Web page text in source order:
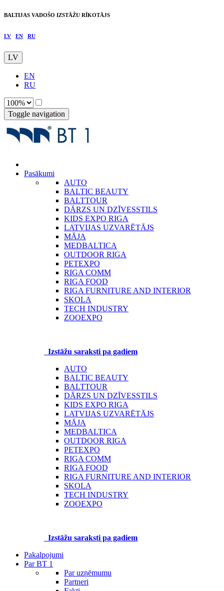
BALTIJAS VADOŠO IZSTĀŽU RĪKOTĀJS
LV EN RU
LV
EN
RU
Toggle navigation
Pasākumi
AUTO
BALTIC BEAUTY
BALTTOUR
DĀRZS UN DZĪVESSTILS
KIDS EXPO RIGA
LATVIJAS UZVARĒTĀJS
MĀJA
MEDBALTICA
OUTDOOR RIGA
PETEXPO
RIGA COMM
RIGA FOOD
RIGA FURNITURE AND INTERIOR
SKOLA
TECH INDUSTRY
ZOOEXPO
Izstāžu saraksti pa gadiem
AUTO
BALTIC BEAUTY
BALTTOUR
DĀRZS UN DZĪVESSTILS
KIDS EXPO RIGA
LATVIJAS UZVARĒTĀJS
MĀJA
MEDBALTICA
OUTDOOR RIGA
PETEXPO
RIGA COMM
RIGA FOOD
RIGA FURNITURE AND INTERIOR
SKOLA
TECH INDUSTRY
ZOOEXPO
Izstāžu saraksti pa gadiem
Pakalpojumi
Par BT 1
Par uzņēmumu
Partneri